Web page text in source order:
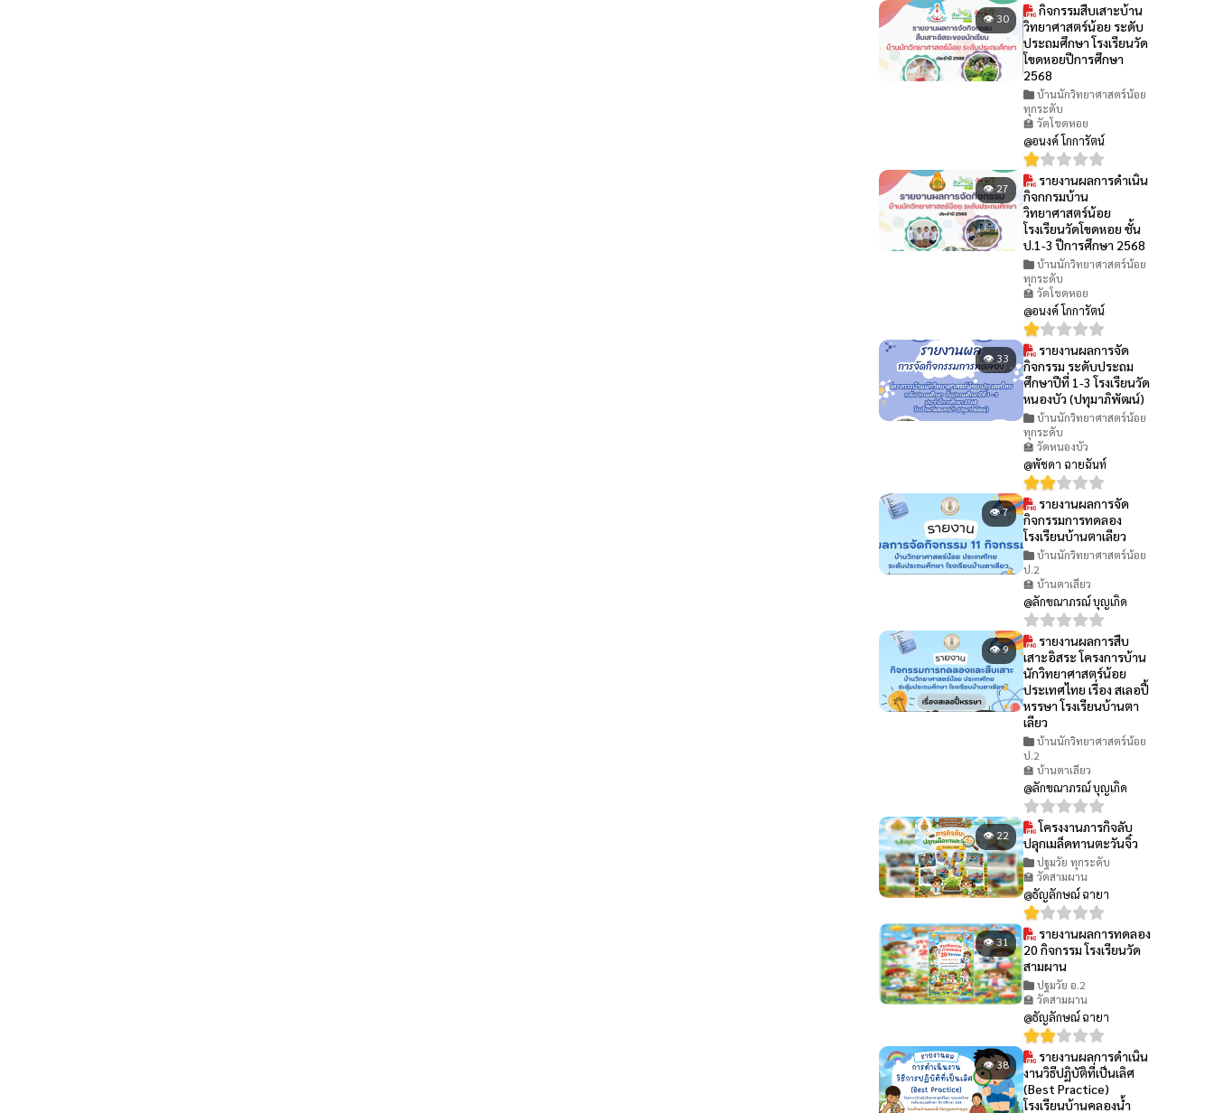
👁 30
กิจกรรมสืบเสาะบ้าน
วิทยาศาสตร์น้อย ระดับ
ประถมศึกษา โรงเรียนวัด
โขดหอยปีการศึกษา
2568
บ้านนักวิทยาศาสตร์น้อย
ทุกระดับ
🏫 วัดโขดหอย
@อนงค์ โกการัตน์
👁 27
รายงานผลการดำเนิน
กิจกกรมบ้าน
วิทยาศาสตร์น้อย
โรงเรียนวัดโขดหอย ชั้น
ป.1-3 ปีการศึกษา 2568
บ้านนักวิทยาศาสตร์น้อย
ทุกระดับ
🏫 วัดโขดหอย
@อนงค์ โกการัตน์
👁 33
รายงานผลการจัด
กิจกรรม ระดับประถม
ศึกษาปีที่ 1-3 โรงเรียนวัด
หนองบัว (ปทุมาภิพัฒน์)
บ้านนักวิทยาศาสตร์น้อย
ทุกระดับ
🏫 วัดหนองบัว
@พัชดา ฉายฉันท์
👁 7
รายงานผลการจัด
กิจกรรมการทดลอง
โรงเรียนบ้านตาเลียว
บ้านนักวิทยาศาสตร์น้อย
ป.2
🏫 บ้านตาเลียว
@ลักขณาภรณ์ บุญเกิด
👁 9
รายงานผลการสืบ
เสาะอิสระ โครงการบ้าน
นักวิทยาศาสตร์น้อย
ประเทศไทย เรื่อง สเลอปี้
หรรษา โรงเรียนบ้านตา
เลียว
บ้านนักวิทยาศาสตร์น้อย
ป.2
🏫 บ้านตาเลียว
@ลักขณาภรณ์ บุญเกิด
👁 22
โครงงานภารกิจลับ
ปลุกเมล็ดทานตะวันจิ๋ว
ปฐมวัย ทุกระดับ
🏫 วัดสามผาน
@ธัญลักษณ์ ฉายา
👁 31
รายงานผลการทดลอง
20 กิจกรรม โรงเรียนวัด
สามผาน
ปฐมวัย อ.2
🏫 วัดสามผาน
@ธัญลักษณ์ ฉายา
👁 38
รายงานผลการดำเนิน
งานวิธีปฏิบัติที่เป็นเลิศ
(Best Practice)
โรงเรียนบ้านคลองน้ำ